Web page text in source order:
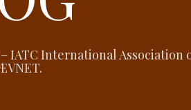
IATC International Association